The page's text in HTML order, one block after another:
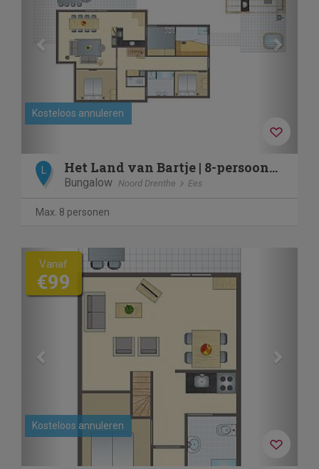
Kosteloos annuleren
L Het Land van Bartje | 8-persoons wellnessbungalow - Breed to
Bungalow Noord Drenthe Ees
Max. 8 personen
Previous
Kosteloos annuleren
Vanaf
€99